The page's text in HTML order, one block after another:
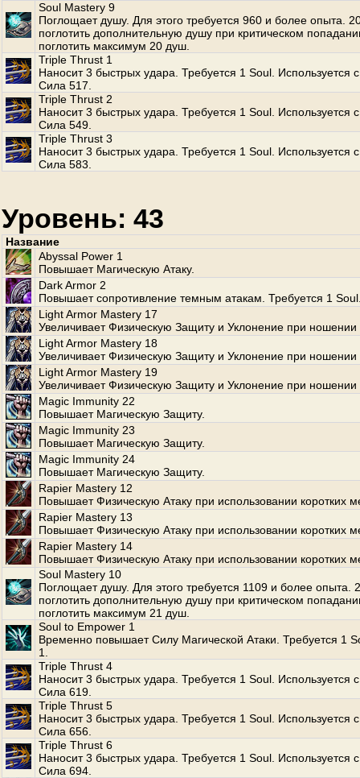
Soul Mastery 9
Поглощает душу. Для этого требуется 960 и более опыта.
поглотить дополнительную душу при критическом
поглотить максимум 20 душ.
Triple Thrust 1
Наносит 3 быстрых удара. Требуется 1 Soul. Используется
Сила 517.
Triple Thrust 2
Наносит 3 быстрых удара. Требуется 1 Soul. Используется
Сила 549.
Triple Thrust 3
Наносит 3 быстрых удара. Требуется 1 Soul. Используется
Сила 583.
Уровень: 43
Название
Abyssal Power 1
Повышает Магическую Атаку.
Dark Armor 2
Повышает сопротивление темным атакам. Требуется 1
Light Armor Mastery 17
Увеличивает Физическую Защиту и Уклонение при ношении
Light Armor Mastery 18
Увеличивает Физическую Защиту и Уклонение при ношении
Light Armor Mastery 19
Увеличивает Физическую Защиту и Уклонение при ношении
Magic Immunity 22
Повышает Магическую Защиту.
Magic Immunity 23
Повышает Магическую Защиту.
Magic Immunity 24
Повышает Магическую Защиту.
Rapier Mastery 12
Повышает Физическую Атаку при использовании коротких
Rapier Mastery 13
Повышает Физическую Атаку при использовании коротких
Rapier Mastery 14
Повышает Физическую Атаку при использовании коротких
Soul Mastery 10
Поглощает душу. Для этого требуется 1109 и более опыта.
поглотить дополнительную душу при критическом
поглотить максимум 21 душ.
Soul to Empower 1
Временно повышает Силу Магической Атаки. Требуется 1
1.
Triple Thrust 4
Наносит 3 быстрых удара. Требуется 1 Soul. Используется
Сила 619.
Triple Thrust 5
Наносит 3 быстрых удара. Требуется 1 Soul. Используется
Сила 656.
Triple Thrust 6
Наносит 3 быстрых удара. Требуется 1 Soul. Используется
Сила 694.